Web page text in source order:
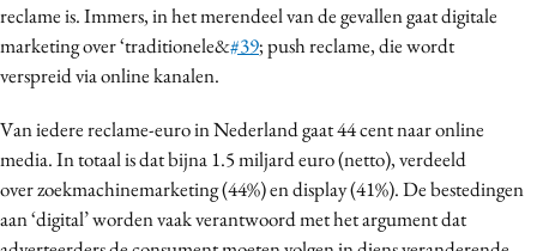
Martech
Media
Merkstrategie
PR
Programmatic
Purpose Marketing
Reputatie & crisis
reclame is. Immers, in het merendeel van de gevallen gaat digitale
marketing over ‘traditionele&#39; push reclame, die wordt
verspreid via online kanalen.
Van iedere reclame-euro in Nederland gaat 44 cent naar online
media. In totaal is dat bijna 1.5 miljard euro (netto), verdeeld
over zoekmachinemarketing (44%) en display (41%). De bestedingen
aan ‘digital’ worden vaak verantwoord met het argument dat